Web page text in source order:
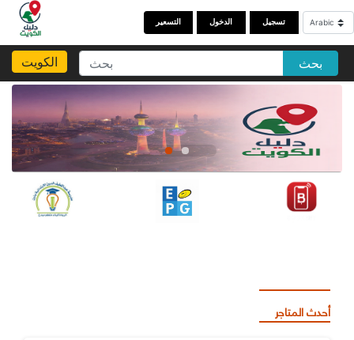
التسعير الدخول تسجيل
الكويت بحث
أحدث المتاجر